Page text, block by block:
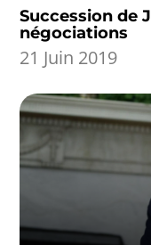
Succession de
négociations
21 Juin 2019